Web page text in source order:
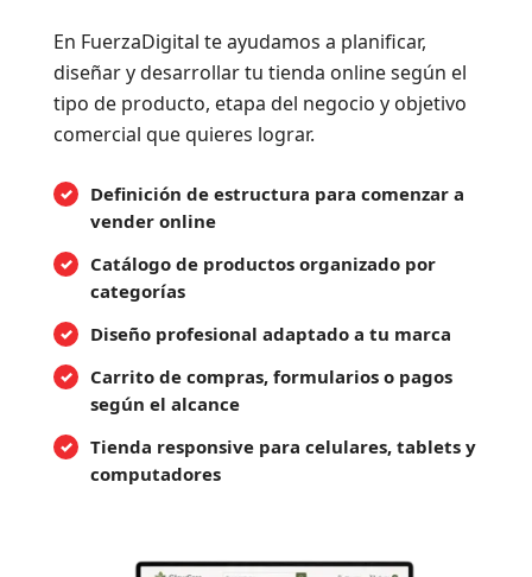
En FuerzaDigital te ayudamos a planificar,
diseñar y desarrollar tu tienda online según el
tipo de producto, etapa del negocio y objetivo
comercial que quieres lograr.
Definición de estructura para comenzar a
vender online
Catálogo de productos organizado por
categorías
Diseño profesional adaptado a tu marca
Carrito de compras, formularios o pagos
según el alcance
Tienda responsive para celulares, tablets y
computadores